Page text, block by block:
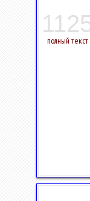
полный текст